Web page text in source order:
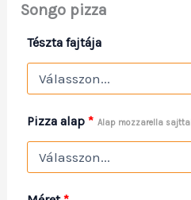
Songo pizza
Tészta fajtája
Pizza alap * Alap mozzarella sajttal